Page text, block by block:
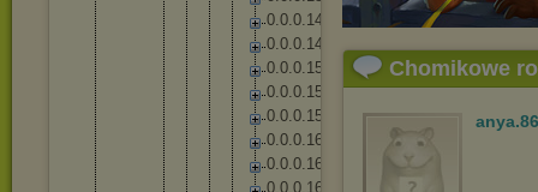
0.0.0.14
0.0.0.14
0.0.0.15
0.0.0.15
0.0.0.15
0.0.0.16
0.0.0.16
0.0.0.16
Chomikowe
anya.86